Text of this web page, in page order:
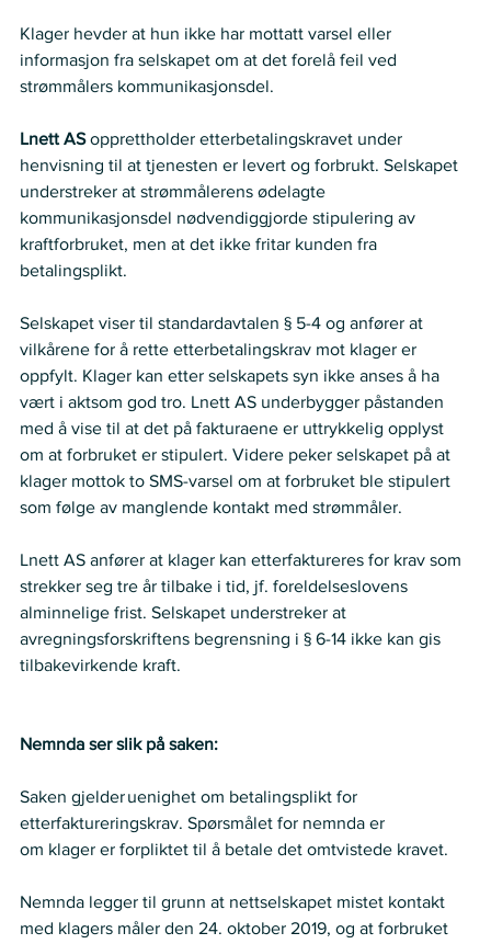
Klager hevder at hun ikke har mottatt varsel eller
informasjon fra selskapet om at det forelå feil ved
strømmålers kommunikasjonsdel.
Lnett AS opprettholder etterbetalingskravet under
henvisning til at tjenesten er levert og forbrukt. Selskapet
understreker at strømmålerens ødelagte
kommunikasjonsdel nødvendiggjorde stipulering av
kraftforbruket, men at det ikke fritar kunden fra
betalingsplikt.
Selskapet viser til standardavtalen § 5-4 og anfører at
vilkårene for å rette etterbetalingskrav mot klager er
oppfylt. Klager kan etter selskapets syn ikke anses å ha
vært i aktsom god tro. Lnett AS underbygger påstanden
med å vise til at det på fakturaene er uttrykkelig opplyst
om at forbruket er stipulert. Videre peker selskapet på at
klager mottok to SMS-varsel om at forbruket ble stipulert
som følge av manglende kontakt med strømmåler.
Lnett AS anfører at klager kan etterfaktureres for krav som
strekker seg tre år tilbake i tid, jf. foreldelseslovens
alminnelige frist. Selskapet understreker at
avregningsforskriftens begrensning i § 6-14 ikke kan gis
tilbakevirkende kraft.
Nemnda ser slik på saken:
Saken gjelder uenighet om betalingsplikt for
etterfaktureringskrav. Spørsmålet for nemnda er
om klager er forpliktet til å betale det omtvistede kravet.
Nemnda legger til grunn at nettselskapet mistet kontakt
med klagers måler den 24. oktober 2019, og at forbruket